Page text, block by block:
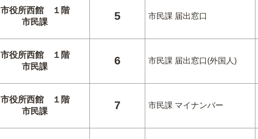
市役所西館 １階
市民課
5 市民課 届出窓口
市役所西館 １階
市民課
6 市民課 届出窓口(外国人)
市役所西館 １階
市民課
7 市民課 マイナンバー